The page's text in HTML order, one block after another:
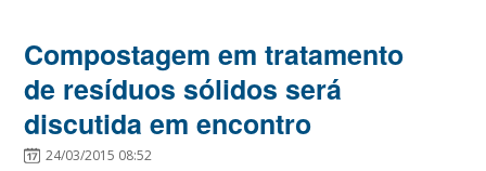
Compostagem em tratamento
de resíduos sólidos será
discutida em encontro
24/03/2015 08:52